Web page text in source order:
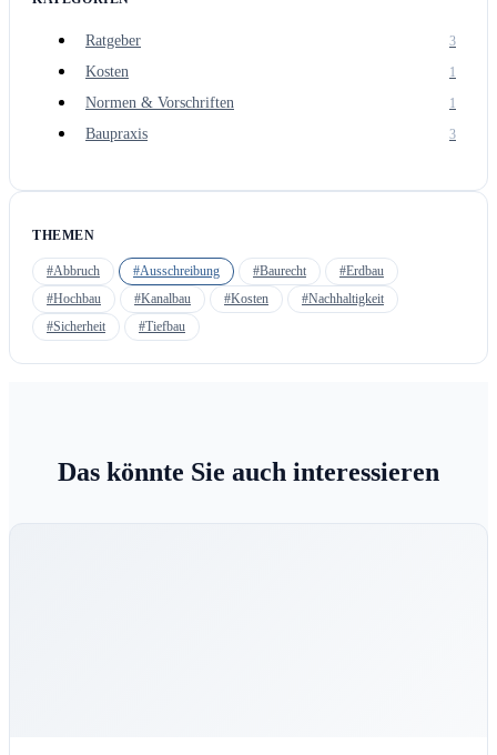
Ratgeber 3
Kosten 1
Normen & Vorschriften 1
Baupraxis 3
THEMEN
#Abbruch #Ausschreibung #Baurecht
#Erdbau
#Hochbau
#Kanalbau #Kosten
#Nachhaltigkeit
#Sicherheit
#Tiefbau
Das könnte Sie auch interessieren